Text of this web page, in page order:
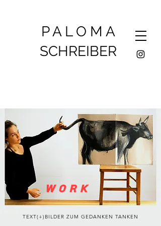
P A L O M A
SCHREIBER
W O R K
TEXT(+)BILDER ZUM GEDANKEN TANKEN